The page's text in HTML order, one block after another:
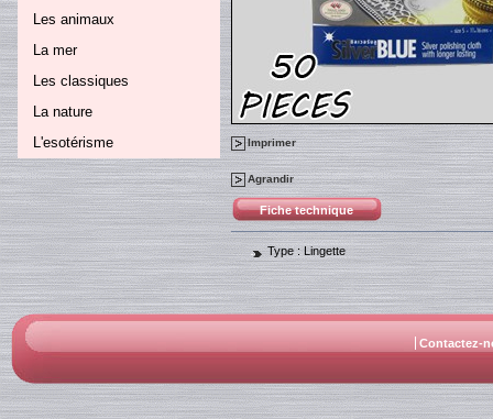
Les animaux
La mer
Les classiques
La nature
L'esotérisme
Imprimer
Agrandir
Fiche technique
Type : Lingette
Contactez-